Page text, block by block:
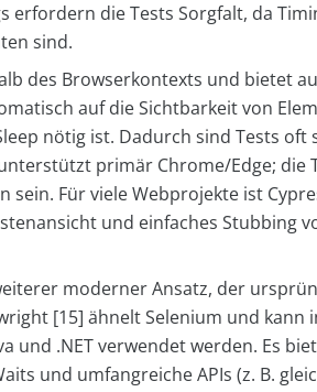
erfordern die Tests Sorgfalt, da
sind.
des Browserkontexts und bietet
auf die Sichtbarkeit von
nötig ist. Dadurch sind Tests oft
primär Chrome/Edge; die
sein. Für viele Webprojekte ist
und einfaches Stubbing
moderner Ansatz, der
[15] ähnelt Selenium und kann
und .NET verwendet werden. Es
und umfangreiche APIs (z. B.